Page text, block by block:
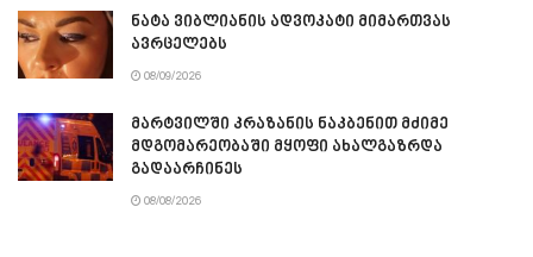
ნატა ვიბლიანის ადვოკატი მიმართვას
ავრცელებს
08/09/2026
მარტვილში კრაზანის ნაკბენით მძიმე
მდგომარეობაში მყოფი ახალგაზრდა
გადაარჩინეს
08/08/2026